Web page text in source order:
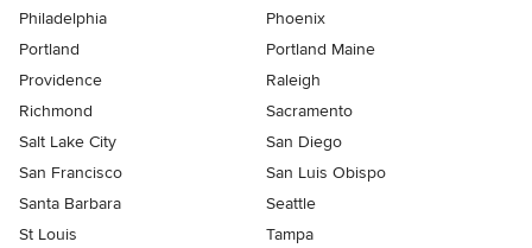
Philadelphia
Phoenix
Portland
Portland Maine
Providence
Raleigh
Richmond
Sacramento
Salt Lake City
San Diego
San Francisco
San Luis Obispo
Santa Barbara
Seattle
St Louis
Tampa